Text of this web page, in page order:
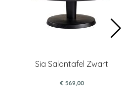
Sia Salontafel Zwart
€ 569,00